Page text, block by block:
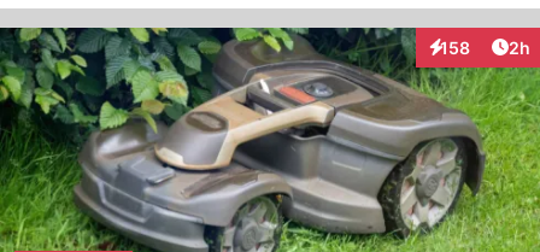
158
Interaktionen
2h